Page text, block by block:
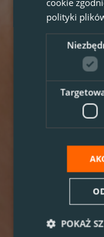
cookie
polityki
POKAŻ